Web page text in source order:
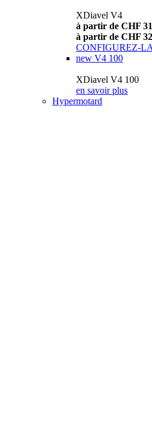
XDiavel V4
à partir de CHF
à partir de CHF
CONFIGUREZ-LA
new V4 100
XDiavel V4 100
en savoir plus
Hypermotard